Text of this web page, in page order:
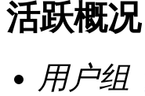
活跃概况
用户组